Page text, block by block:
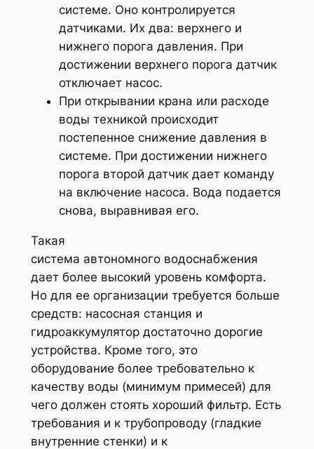
системе. Оно контролируется
датчиками. Их два: верхнего и
нижнего порога давления. При
достижении верхнего порога датчик
отключает насос.
При открывании крана или расходе
воды техникой происходит
постепенное снижение давления в
системе. При достижении нижнего
порога второй датчик дает команду
на включение насоса. Вода подается
снова, выравнивая его.
Такая
система автономного водоснабжения
дает более высокий уровень комфорта.
Но для ее организации требуется больше
средств: насосная станция и
гидроаккумулятор достаточно дорогие
устройства. Кроме того, это
оборудование более требовательно к
качеству воды (минимум примесей) для
чего должен стоять хороший фильтр. Есть
требования и к трубопроводу (гладкие
внутренние стенки) и к